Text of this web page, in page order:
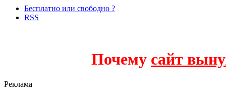
Бесплатно или свободно ?
RSS
Почему сайт
Реклама